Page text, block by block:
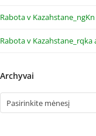
Rabota v Kazahstane_ngKn
Rabota v Kazahstane_rqka
Archyvai